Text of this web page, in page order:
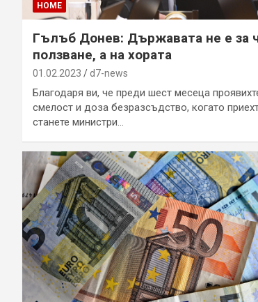
HOME
Гълъб Донев: Държавата не е за
ползване, а на хората
01.02.2023 d7-news
Благодаря ви, че преди шест месеца
смелост и доза безразсъдство, когато
станете министри…